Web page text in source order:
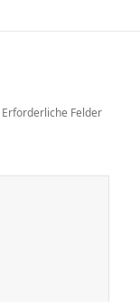
Erforderliche Felder